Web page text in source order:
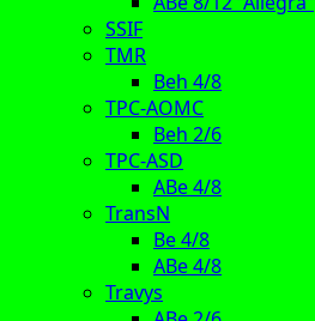
SSIF
TMR
Beh 4/8
TPC-AOMC
Beh 2/6
TPC-ASD
ABe 4/8
TransN
Be 4/8
ABe 4/8
Travys